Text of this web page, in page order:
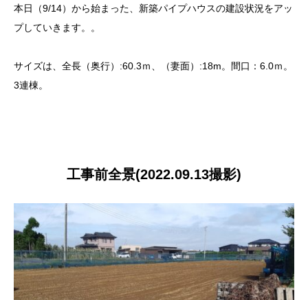
本日（9/14）から始まった、新築パイプハウスの建設状況をアッ
プしていきます。。
サイズは、全長（奥行）:60.3ｍ、（妻面）:18m。間口：6.0ｍ。
3連棟。
工事前全景(2022.09.13撮影)